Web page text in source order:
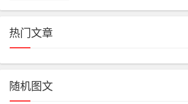
热门文章
随机图文